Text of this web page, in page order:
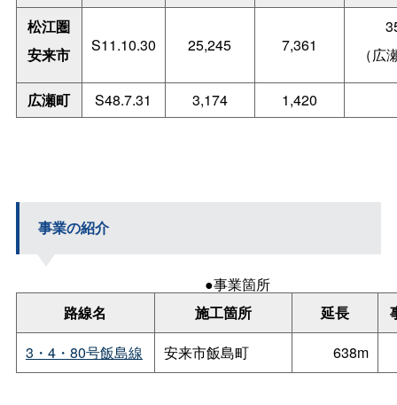
松江圏
安来市
S11.10.30 25,245 7,361
（広
広瀬町 S48.7.31 3,174 1,420
事業の紹介
●事業箇所
路線名
施工箇所 延長
3・4・80号飯島線
安来市飯島町 638m